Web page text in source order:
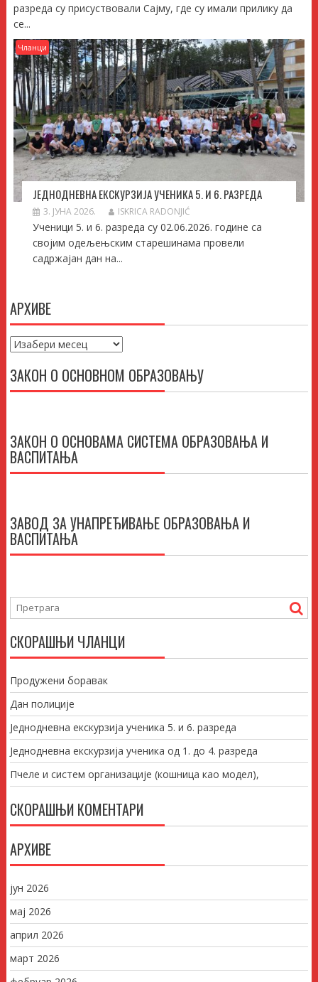
разреда су присуствовали Сајму, где су имали прилику да
се...
Чланци
ЈЕДНОДНЕВНА ЕКСКУРЗИЈА УЧЕНИКА 5. И 6. РАЗРЕДА
3. ЈУНА 2026. ISKRICA RADONJIĆ
Ученици 5. и 6. разреда су 02.06.2026. године са
својим одељењским старешинама провели
садржајан дан на...
АРХИВЕ
Архиве
ЗАКОН О ОСНОВНОМ ОБРАЗОВАЊУ
ЗАКОН О ОСНОВАМА СИСТЕМА ОБРАЗОВАЊА И
ВАСПИТАЊА
ЗАВОД ЗА УНАПРЕЂИВАЊЕ ОБРАЗОВАЊА И
ВАСПИТАЊА
СКОРАШЊИ ЧЛАНЦИ
Продужени боравак
Дан полиције
Једнодневна екскурзија ученика 5. и 6. разреда
Једнодневна екскурзија ученика од 1. до 4. разреда
Пчеле и систем организације (кошница као модел),
СКОРАШЊИ КОМЕНТАРИ
АРХИВЕ
јун 2026
мај 2026
април 2026
март 2026